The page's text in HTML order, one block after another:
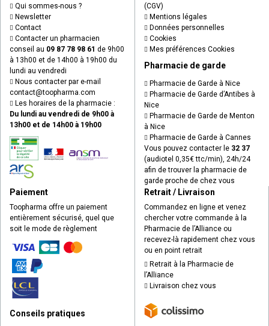
Qui sommes-nous ?
Newsletter
Contact
Contacter un pharmacien
conseil au 09 87 78 98 61 de 9h00
à 13h00 et de 14h00 à 19h00 du
lundi au vendredi
Nous contacter par e-mail
contact@toopharma.com
Les horaires de la pharmacie :
Du lundi au vendredi de 9h00 à
13h00 et de 14h00 à 19h00
(CGV)
Mentions légales
Données personnelles
Cookies
Mes préférences Cookies
Pharmacie de garde
Pharmacie de Garde à Nice
Pharmacie de Garde d’Antibes à
Nice
Pharmacie de Garde de Menton
à Nice
Pharmacie de Garde à Cannes
Vous pouvez contacter le 32 37
(audiotel 0,35€ ttc/min), 24h/24
afin de trouver la pharmacie de
garde proche de chez vous
Paiement
Toopharma offre un paiement
entièrement sécurisé, quel que
soit le mode de règlement
Conseils pratiques
Retrait / Livraison
Commandez en ligne et venez
chercher votre commande à la
Pharmacie de l’Alliance ou
recevez-là rapidement chez vous
ou en point retrait
Retrait à la Pharmacie de
l’Alliance
Livraison chez vous